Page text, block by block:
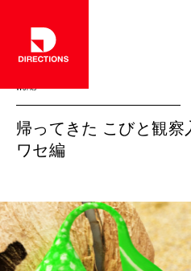
Works
帰ってきた こびと観
ワセ編